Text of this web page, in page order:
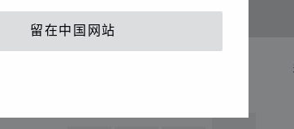
留在中国网站
尺
寸
联系我们